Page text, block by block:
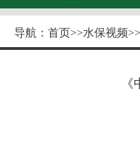
导航： 首页>>水保视频